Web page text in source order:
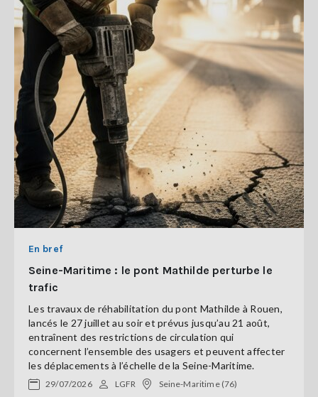
En bref
Seine-Maritime : le pont Mathilde perturbe le
trafic
Les travaux de réhabilitation du pont Mathilde à Rouen,
lancés le 27 juillet au soir et prévus jusqu’au 21 août,
entraînent des restrictions de circulation qui
concernent l’ensemble des usagers et peuvent affecter
les déplacements à l’échelle de la Seine-Maritime.
29/07/2026 LGFR Seine-Maritime (76)